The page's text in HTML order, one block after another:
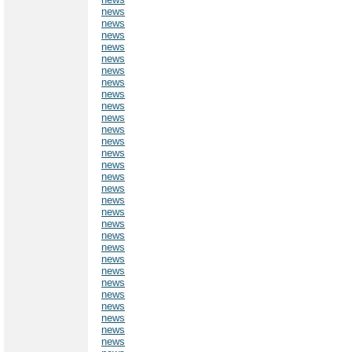
news
news
news
news
news
news
news
news
news
news
news
news
news
news
news
news
news
news
news
news
news
news
news
news
news
news
news
news
news